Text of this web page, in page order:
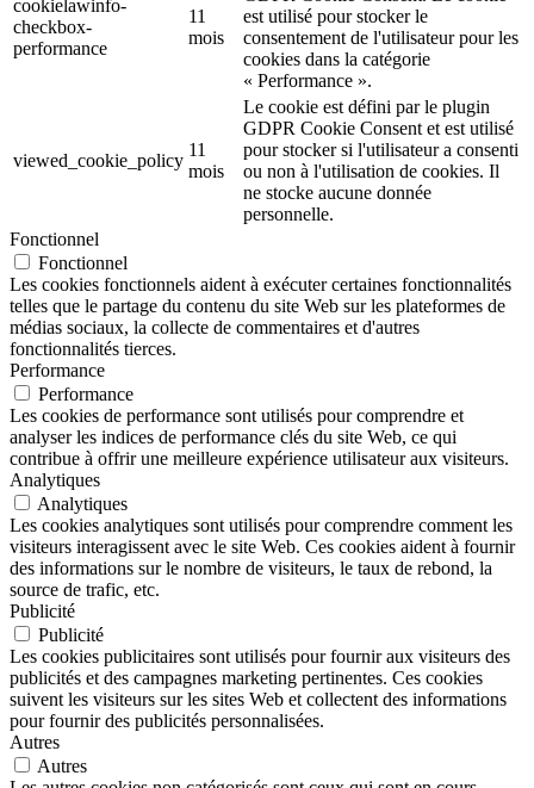
cookielawinfo-
checkbox-
performance
11
mois
est utilisé pour stocker le
consentement de l'utilisateur pour les
cookies dans la catégorie
« Performance ».
viewed_cookie_policy
11
mois
Le cookie est défini par le plugin
GDPR Cookie Consent et est utilisé
pour stocker si l'utilisateur a consenti
ou non à l'utilisation de cookies. Il
ne stocke aucune donnée
personnelle.
Fonctionnel
Fonctionnel
Les cookies fonctionnels aident à exécuter certaines fonctionnalités
telles que le partage du contenu du site Web sur les plateformes de
médias sociaux, la collecte de commentaires et d'autres
fonctionnalités tierces.
Performance
Performance
Les cookies de performance sont utilisés pour comprendre et
analyser les indices de performance clés du site Web, ce qui
contribue à offrir une meilleure expérience utilisateur aux visiteurs.
Analytiques
Analytiques
Les cookies analytiques sont utilisés pour comprendre comment les
visiteurs interagissent avec le site Web. Ces cookies aident à fournir
des informations sur le nombre de visiteurs, le taux de rebond, la
source de trafic, etc.
Publicité
Publicité
Les cookies publicitaires sont utilisés pour fournir aux visiteurs des
publicités et des campagnes marketing pertinentes. Ces cookies
suivent les visiteurs sur les sites Web et collectent des informations
pour fournir des publicités personnalisées.
Autres
Autres